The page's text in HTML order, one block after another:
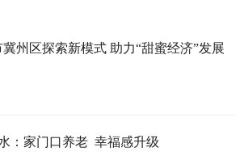
州区探索新模式 助力“甜蜜经济”发展
：家门口养老 幸福感升级